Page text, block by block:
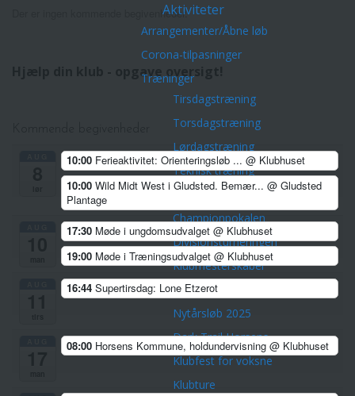
Aktiviteter
Arrangementer/Åbne løb
Corona-tilpasninger
Træninger
Tirsdagstræning
Torsdagstræning
Lørdagstræning
Teknisk træning
Championpokalen
Divisionsturneringen
Klubmesterskaber
Park Tour 2026
Nytårsløb 2025
Dark Trail Horsens
Klubfest for voksne
Klubture
Der er ingen kommende begivenheder.
Hjælp din klub - opgave oversigt!
10:00 Ferieaktivitet: Orienteringsløb ... @ Klubhuset
10:00 Wild Midt West i Gludsted. Bemær... @ Gludsted
Plantage
17:30 Møde i ungdomsudvalget @ Klubhuset
19:00 Møde i Træningsudvalget @ Klubhuset
16:44 Supertirsdag: Lone Etzerot
08:00 Horsens Kommune, holdundervisning @ Klubhuset